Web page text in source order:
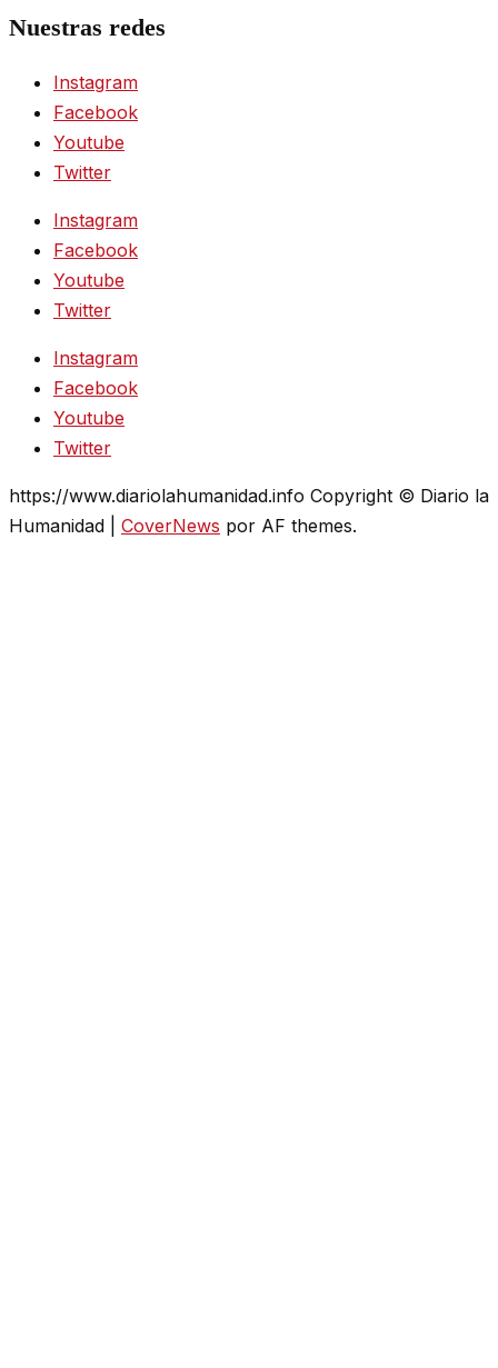
Nuestras redes
Instagram
Facebook
Youtube
Twitter
Instagram
Facebook
Youtube
Twitter
Instagram
Facebook
Youtube
Twitter
https://www.diariolahumanidad.info Copyright © Diario la
Humanidad
CoverNews por AF themes.